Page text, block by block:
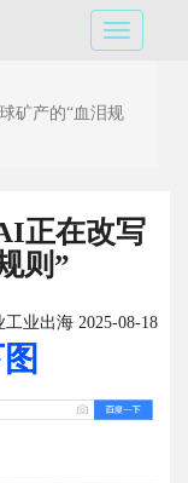
矿产的“血泪规
正在改写
则”
业出海 2025-08-18